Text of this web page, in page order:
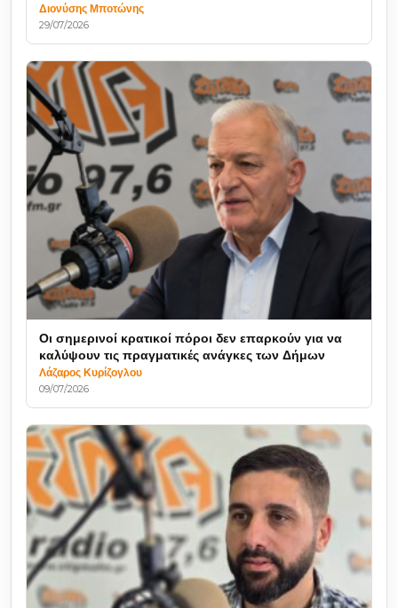
Διονύσης Μποτώνης
29/07/2026
Οι σημερινοί κρατικοί πόροι δεν επαρκούν για να
καλύψουν τις πραγματικές ανάγκες των Δήμων
Λάζαρος Κυρίζογλου
09/07/2026